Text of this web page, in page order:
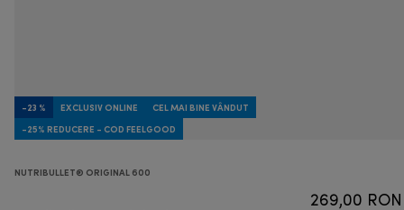
-23 % EXCLUSIV ONLINE
CEL MAI BINE VÂNDUT
-25% REDUCERE - COD FEELGOOD
NUTRIBULLET® ORIGINAL 600
269,00 RON